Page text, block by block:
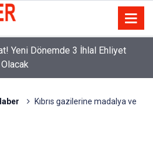
Yeni Dönemde 3 İhlal Ehliyet
Kıbrıs gazilerine madalya ve